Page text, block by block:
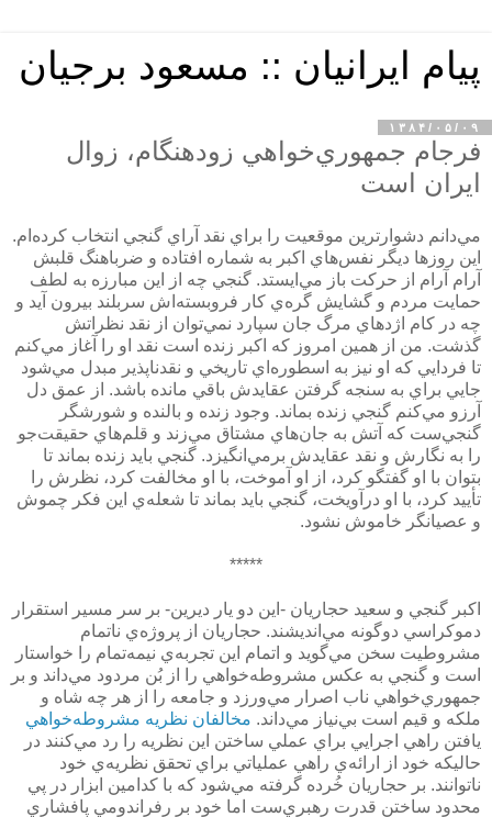
پیام ایرانیان :: مسعود برجیان
۱۳۸۴/۰۵/۰۹
فرجام جمهوري‌خواهي زودهنگام، زوال
ايران است
مي‌دانم دشوارترين موقعيت را براي نقد آراي گنجي انتخاب كرده‌ام.
اين روزها ديگر نفس‌هاي اكبر به شماره افتاده و ضرباهنگ قلبش
آرام آرام از حركت باز مي‌ايستد. گنجي چه از اين مبارزه به لطف
حمايت مردم و گشايش گره‌ي كار فروبسته‌اش سربلند بيرون آيد و
چه در كام اژدهاي مرگ جان سپارد نمي‌توان از نقد نظراتش
گذشت. من از همين امروز كه اكبر زنده است نقد او را آغاز مي‌كنم
تا فردايي كه او نيز به اسطوره‌اي تاريخي و نقدناپذير مبدل مي‌شود
جايي براي به سنجه گرفتن عقايدش باقي مانده باشد. از عمق دل
آرزو مي‌كنم گنجي زنده بماند. وجود زنده و بالنده و شورشگر
گنجي‌ست كه آتش به جان‌هاي مشتاق مي‌زند و قلم‌هاي حقيقت‌جو
را به نگارش و نقد عقايدش برمي‌انگيزد. گنجي بايد زنده بماند تا
بتوان با او گفتگو كرد، از او آموخت، با او مخالفت كرد، نظرش را
تأييد كرد، با او درآويخت، گنجي بايد بماند تا شعله‌ي اين فكر چموش
و عصيانگر خاموش نشود.
*****
اكبر گنجي و سعيد حجاريان -اين دو يار ديرين- بر سر مسير استقرار
دموكراسي دوگونه مي‌انديشند. حجاريان از پروژه‌ي ناتمام
مشروطيت سخن مي‌گويد و اتمام اين تجربه‌ي نيمه‌تمام را خواستار
است و گنجي به عكس مشروطه‌خواهي را از بُن مردود مي‌داند و بر
جمهوري‌خواهي ناب اصرار مي‌ورزد و جامعه را از هر چه شاه و
ملكه و قيم است بي‌نياز مي‌داند. مخالفان نظريه مشروطه‌خواهي
يافتن راهي اجرايي براي عملي ساختن اين نظريه را رد مي‌كنند در
حاليكه خود از ارائه‌ي راهي عملياتي براي تحقق نظريه‌ي خود
ناتوانند. بر حجاريان خُرده گرفته مي‌شود كه با كدامين ابزار در پي
محدود ساختن قدرت رهبري‌ست اما خود بر رفراندومي پافشاري